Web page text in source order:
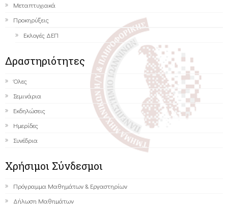
Μεταπτυχιακά
Προκηρύξεις
Εκλογές ΔΕΠ
Δραστηριότητες
Όλες
Σεμινάρια
Εκδηλώσεις
Ημερίδες
Συνέδρια
Χρήσιμοι Σύνδεσμοι
Πρόγραμμα Μαθημάτων & Εργαστηρίων
Δήλωση Μαθημάτων